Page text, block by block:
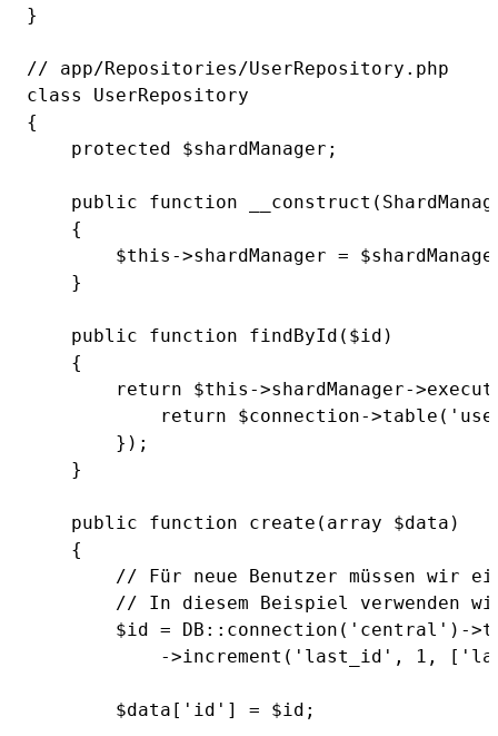
}
// app/Repositories/UserRepository.php
class UserRepository
{
    protected $shardManager;
public function
    {
$this->shardManager =
    }
    public function findById($id)
    {
return $this->shardManager-
return $connection-
        });
    }
    public function create(array $data)
    {
// Für neue Benutzer müssen wir
// In diesem Beispiel verwenden
$id = DB::connection('central')-
->increment('last_id', 1,
        $data['id'] = $id;